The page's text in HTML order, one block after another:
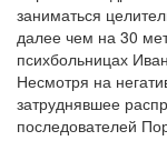
заниматься
далее чем на 30
психбольницах
Несмотря на
затруднявшее
последователей